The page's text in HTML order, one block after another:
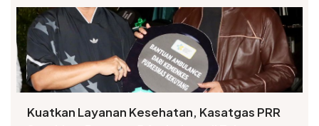
Kuatkan Layanan Kesehatan, Kasatgas PRR